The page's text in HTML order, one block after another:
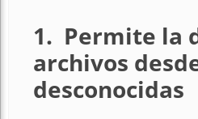
1. Permite la
archivos
desconocidas